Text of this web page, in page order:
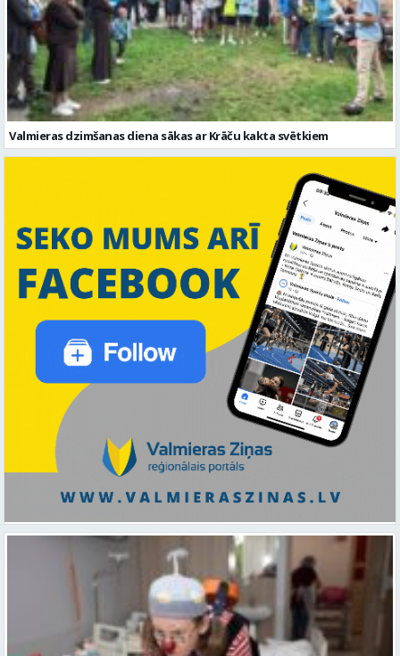
Valmieras dzimšanas diena sākas ar Krāču kakta svētkiem